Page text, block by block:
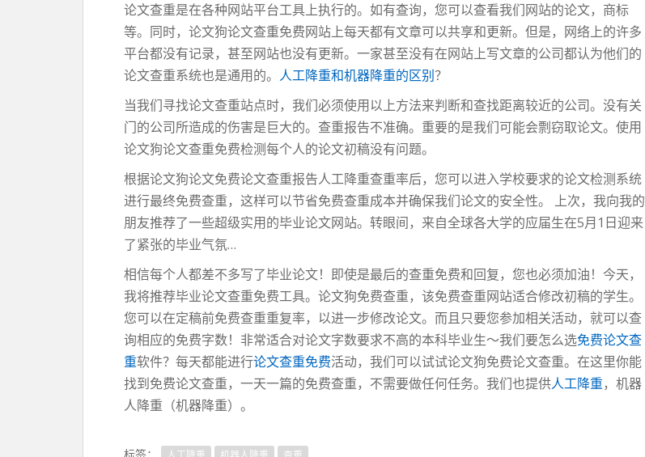
论文查重是在各种网站平台工具上执行的。如有查询，您可以查看我们网站的论文，商标
等。同时，论文狗论文查重免费网站上每天都有文章可以共享和更新。但是，网络上的许多
平台都没有记录，甚至网站也没有更新。一家甚至没有在网站上写文章的公司都认为他们的
论文查重系统也是通用的。 人工降重和机器降重的区别？
当我们寻找论文查重站点时，我们必须使用以上方法来判断和查找距离较近的公司。没有关
门的公司所造成的伤害是巨大的。查重报告不准确。重要的是我们可能会剽窃取论文。使用
论文狗论文查重免费检测每个人的论文初稿没有问题。
根据论文狗论文免费论文查重报告人工降重查重率后，您可以进入学校要求的论文检测系统
进行最终免费查重，这样可以节省免费查重成本并确保我们论文的安全性。 上次，我向我的
朋友推荐了一些超级实用的毕业论文网站。转眼间，来自全球各大学的应届生在5月1日迎来
了紧张的毕业气氛…
相信每个人都差不多写了毕业论文！即使是最后的查重免费和回复，您也必须加油！今天，
我将推荐毕业论文查重免费工具。论文狗免费查重，该免费查重网站适合修改初稿的学生。
您可以在定稿前免费查重重复率，以进一步修改论文。而且只要您参加相关活动，就可以查
询相应的免费字数！非常适合对论文字数要求不高的本科毕业生〜我们要怎么选免费论文查
重软件？每天都能进行论文查重免费活动，我们可以试试论文狗免费论文查重。在这里你能
找到免费论文查重，一天一篇的免费查重，不需要做任何任务。我们也提供人工降重，机器
人降重（机器降重）。